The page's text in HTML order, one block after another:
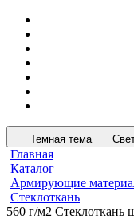
Темная тема
Главная
Каталог
Армирующие
Стеклоткань
560 г/м2